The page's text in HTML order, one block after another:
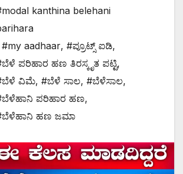
kanthina belehani
#my aadhaar, #ಪ್ರೂಟ್ಸ್ ಐಡಿ,
ಪರಿಹಾರ ಹಣ ತಿರಸ್ಕೃತ ಪಟ್ಟಿ,
ವಿಮೆ, #ಬೆಳೆ ಸಾಲ, #ಬೆಳೆಸಾಲ,
ಪರಿಹಾರ ಹಣ,
ಹಣ ಜಮಾ